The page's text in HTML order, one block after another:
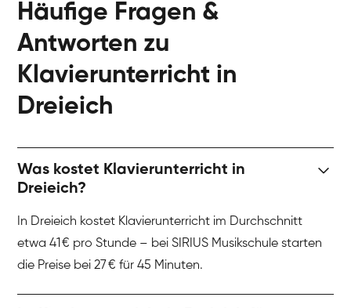
Häufige Fragen &
Antworten zu
Klavierunterricht in
Dreieich
Was kostet Klavierunterricht in
Dreieich?
In Dreieich kostet Klavierunterricht im Durchschnitt
etwa 41 € pro Stunde – bei SIRIUS Musikschule starten
die Preise bei 27 € für 45 Minuten.